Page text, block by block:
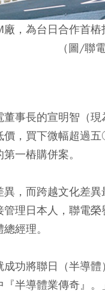
，為台日合作首
（圖/聯
事長的宣明智（
，買下微幅超過
一樁購併案。
，而跨越文化差
理日本人，聯電
經理。
成功將聯日（半
半導體業傳奇』